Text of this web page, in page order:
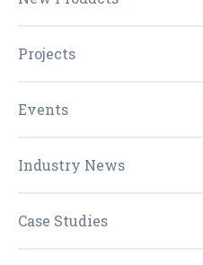
Projects
Events
Industry News
Case Studies